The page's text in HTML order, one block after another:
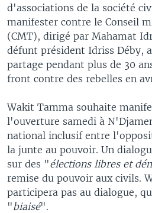
d'associations de la société
manifester contre le Conseil
(CMT), dirigé par Mahamat
défunt président Idriss Déby,
partage pendant plus de 30
front contre des rebelles en
Wakit Tamma souhaite
l'ouverture samedi à
national inclusif entre
la junte au pouvoir. Un
sur des "élections libres et
remise du pouvoir aux civils.
participera pas au dialogue,
"biaisé".